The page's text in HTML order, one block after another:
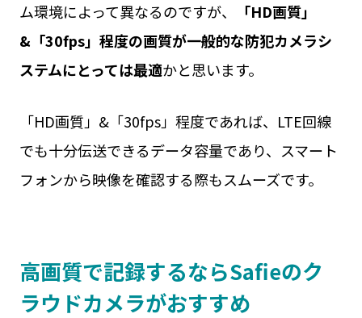
ム環境によって異なるのですが、
「HD画質」
&「30fps」程度の画質が一般的な防犯カメラシ
ステムにとっては最適かと思います。
「HD画質」&「30fps」程度であれば、LTE回線
でも十分伝送できるデータ容量であり、スマート
フォンから映像を確認する際もスムーズです。
高画質で記録するならSafieのク
ラウドカメラがおすすめ